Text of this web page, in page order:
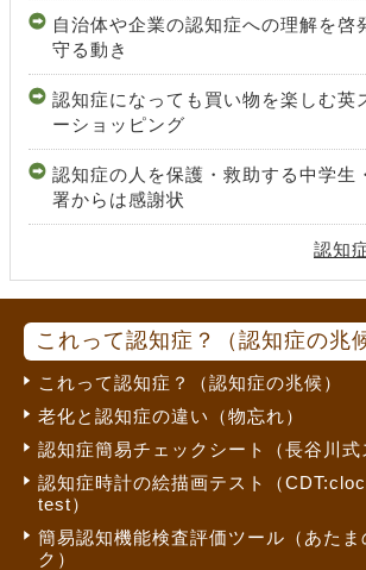
自治体や企業の認知症への理解を啓
守る動き
認知症になっても買い物を楽しむ英
ーショッピング
認知症の人を保護・救助する中学生
署からは感謝状
認知
これって認知症？（認知症の兆
これって認知症？（認知症の兆候）
老化と認知症の違い（物忘れ）
認知症簡易チェックシート（長谷川式
認知症時計の絵描画テスト（
test）
簡易認知機能検査評価ツール（あたま
ク）